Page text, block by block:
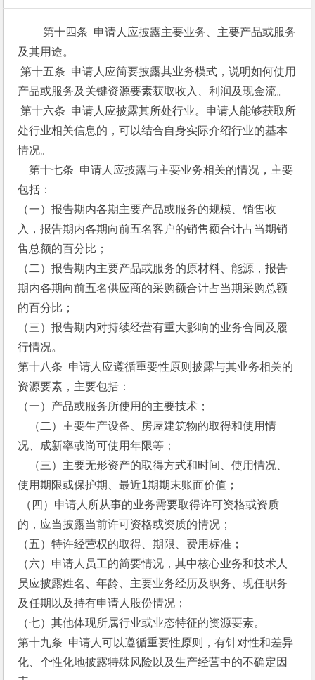
第十四条  申请人应披露主要业务、主要产品或服务
及其用途。
第十五条  申请人应简要披露其业务模式，说明如何使用
产品或服务及关键资源要素获取收入、利润及现金流。
第十六条  申请人应披露其所处行业。申请人能够获取所
处行业相关信息的，可以结合自身实际介绍行业的基本
情况。
第十七条  申请人应披露与主要业务相关的情况，主要
包括：
（一）报告期内各期主要产品或服务的规模、销售收
入，报告期内各期向前五名客户的销售额合计占当期销
售总额的百分比；
（二）报告期内主要产品或服务的原材料、能源，报告
期内各期向前五名供应商的采购额合计占当期采购总额
的百分比；
（三）报告期内对持续经营有重大影响的业务合同及履
行情况。
第十八条  申请人应遵循重要性原则披露与其业务相关的
资源要素，主要包括：
（一）产品或服务所使用的主要技术；
（二）主要生产设备、房屋建筑物的取得和使用情
况、成新率或尚可使用年限等；
（三）主要无形资产的取得方式和时间、使用情况、
使用期限或保护期、最近1期期末账面价值；
（四）申请人所从事的业务需要取得许可资格或资质
的，应当披露当前许可资格或资质的情况；
（五）特许经营权的取得、期限、费用标准；
（六）申请人员工的简要情况，其中核心业务和技术人
员应披露姓名、年龄、主要业务经历及职务、现任职务
及任期以及持有申请人股份情况；
（七）其他体现所属行业或业态特征的资源要素。
第十九条  申请人可以遵循重要性原则，有针对性和差异
化、个性化地披露特殊风险以及生产经营中的不确定因